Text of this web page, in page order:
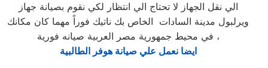
الي نقل الجهاز لا تحتاج الي انتظار لكي نقوم بصيانة جهاز
ويرلبول مدينة السادات الخاص بك ناتيك فوراً مهما كان مكانك
في محيط جمهورية مصر العربية صيانه فورية ،
ايضا نعمل علي صيانة هوفر الطالبية